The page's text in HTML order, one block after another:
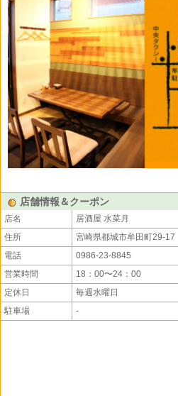
店舗情報＆クーポン
店名
居酒屋 水菜月
住所
宮崎県都城市牟田町29-17
電話
0986-23-8845
営業時間
18：00〜24：00
定休日
毎週水曜日
駐車場
-